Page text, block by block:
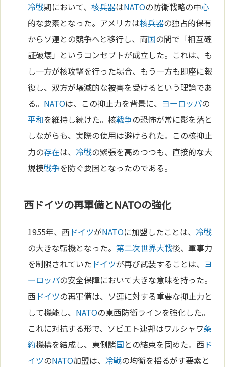
冷戦期において、核兵器はNATOの防衛戦略の中心
的な要素となった。アメリカは核兵器の独占的保有
からソ連との競争へと移行し、両国の間で「相互確
証破壊」というコンセプトが成立した。これは、も
し一方が核攻撃を行った場合、もう一方も即座に報
復し、双方が壊滅的な被害を受けるという理論であ
る。 NATOは、この抑止力を背景に、 ヨーロッパの
平和を維持し続けた。核戦争の恐怖が常に影を落と
しながらも、実際の使用は避けられた。この核抑止
力の存在は、冷戦の緊張を高めつつも、直接的な大
規模戦争を防ぐ要因となったのである。
西ドイツの再軍備とNATOの強化
1955年、西 ドイツがNATOに加盟したことは、冷戦
の大きな転機となった。第二次世界大戦後、軍事力
を制限されていた ドイツが再び武装することは、 ヨ
ーロッパの安全保障において大きな意味を持った。
西 ドイツの再軍備は、ソ連に対する重要な抑止力と
して機能し、 NATOの東西防衛ラインを強化した。
これに対抗する形で、ソビエト連邦はワルシャワ条
約機構を結成し、東側諸国との結束を固めた。西 ド
イツのNATO加盟は、冷戦の均衡を揺るがす要素と